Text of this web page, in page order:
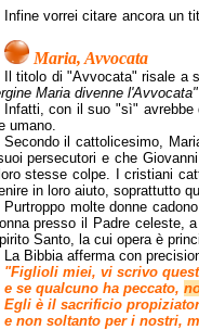
Infine vorrei citare ancora un
Maria, Avvocata
Il titolo di "Avvocata" risale a
Maria divenne l'Avvocata"
Infatti, con il suo "sì" avrebbe
umano.
Secondo il cattolicesimo,
persecutori e che
stesse colpe. I cristiani
in loro aiuto, soprattutto
Purtroppo molte donne
presso il Padre celeste,
Santo, la cui opera è
La Bibbia afferma con
"Figlioli miei, vi scrivo
e se qualcuno ha peccato,
Egli è il sacrificio
e non soltanto per i nostri,